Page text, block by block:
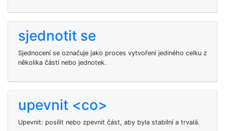
sjednotit se
Sjednocení se označuje jako proces vytvoření jediného celku z
několika částí nebo jednotek.
upevnit <co>
Upevnit: posílit nebo zpevnit část, aby byla stabilní a trvalá.